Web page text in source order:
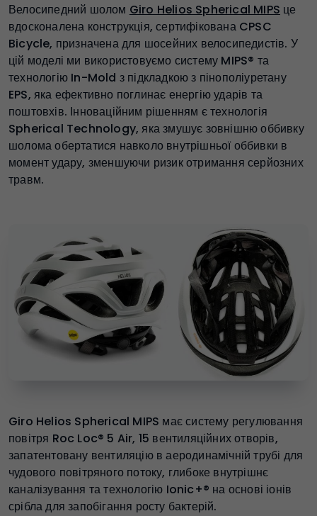
Велосипедний шолом Giro Helios Spherical MIPS це
вдосконалена конструкція, сертифікована CPSC
Bicycle, призначена для шосейних велосипедистів. У
цій моделі ми використовуємо систему MIPS® та
технологію In-Mold з підкладкою з пінополіуретану
EPS, яка ефективно поглинає енергію ударів та
поштовхів. Інноваційним рішенням є технологія
Spherical Technology, яка змушує зовнішню оббивку
шолома обертатися навколо внутрішньої оббивки в
момент удару, зменшуючи ризик отримання серйозних
травм.
Giro Helios Spherical MIPS має систему регулювання
повітря Roc Loc® 5 Air, 15 вентиляційних отворів,
запатентовану вентиляцію в аеродинамічній трубі для
чудового повітряного потоку, глибоке внутрішнє
каналізування та технологію Ionic+® на основі іонів
срібла для запобігання росту бактерій.